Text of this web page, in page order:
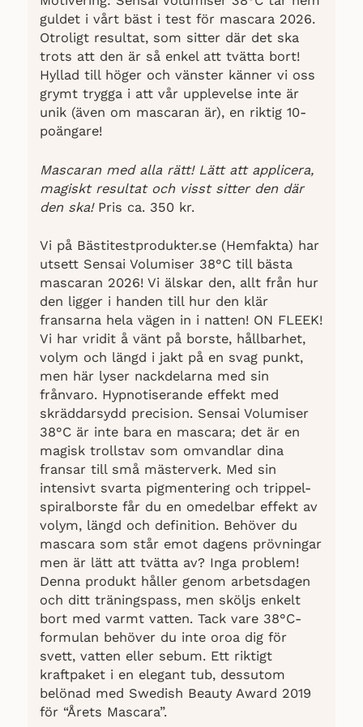
guldet i vårt bäst i test för mascara 2026.
Otroligt resultat, som sitter där det ska
trots att den är så enkel att tvätta bort!
Hyllad till höger och vänster känner vi oss
grymt trygga i att vår upplevelse inte är
unik (även om mascaran är), en riktig 10-
poängare!
Mascaran med alla rätt! Lätt att applicera,
magiskt resultat och visst sitter den där
den ska!Pris ca. 350 kr.
Vi på Bästitestprodukter.se (Hemfakta) har
utsett Sensai Volumiser 38°C till bästa
mascaran 2026! Vi älskar den, allt från hur
den ligger i handen till hur den klär
fransarna hela vägen in i natten! ON FLEEK!
Vi har vridit å vänt på borste, hållbarhet,
volym och längd i jakt på en svag punkt,
men här lyser nackdelarna med sin
frånvaro. Hypnotiserande effekt med
skräddarsydd precision. Sensai Volumiser
38°C är inte bara en mascara; det är en
magisk trollstav som omvandlar dina
fransar till små mästerverk. Med sin
intensivt svarta pigmentering och trippel-
spiralborste får du en omedelbar effekt av
volym, längd och definition. Behöver du
mascara som står emot dagens prövningar
men är lätt att tvätta av? Inga problem!
Denna produkt håller genom arbetsdagen
och ditt träningspass, men sköljs enkelt
bort med varmt vatten. Tack vare 38°C-
formulan behöver du inte oroa dig för
svett, vatten eller sebum. Ett riktigt
kraftpaket i en elegant tub, dessutom
belönad med Swedish Beauty Award 2019
för “Årets Mascara”.